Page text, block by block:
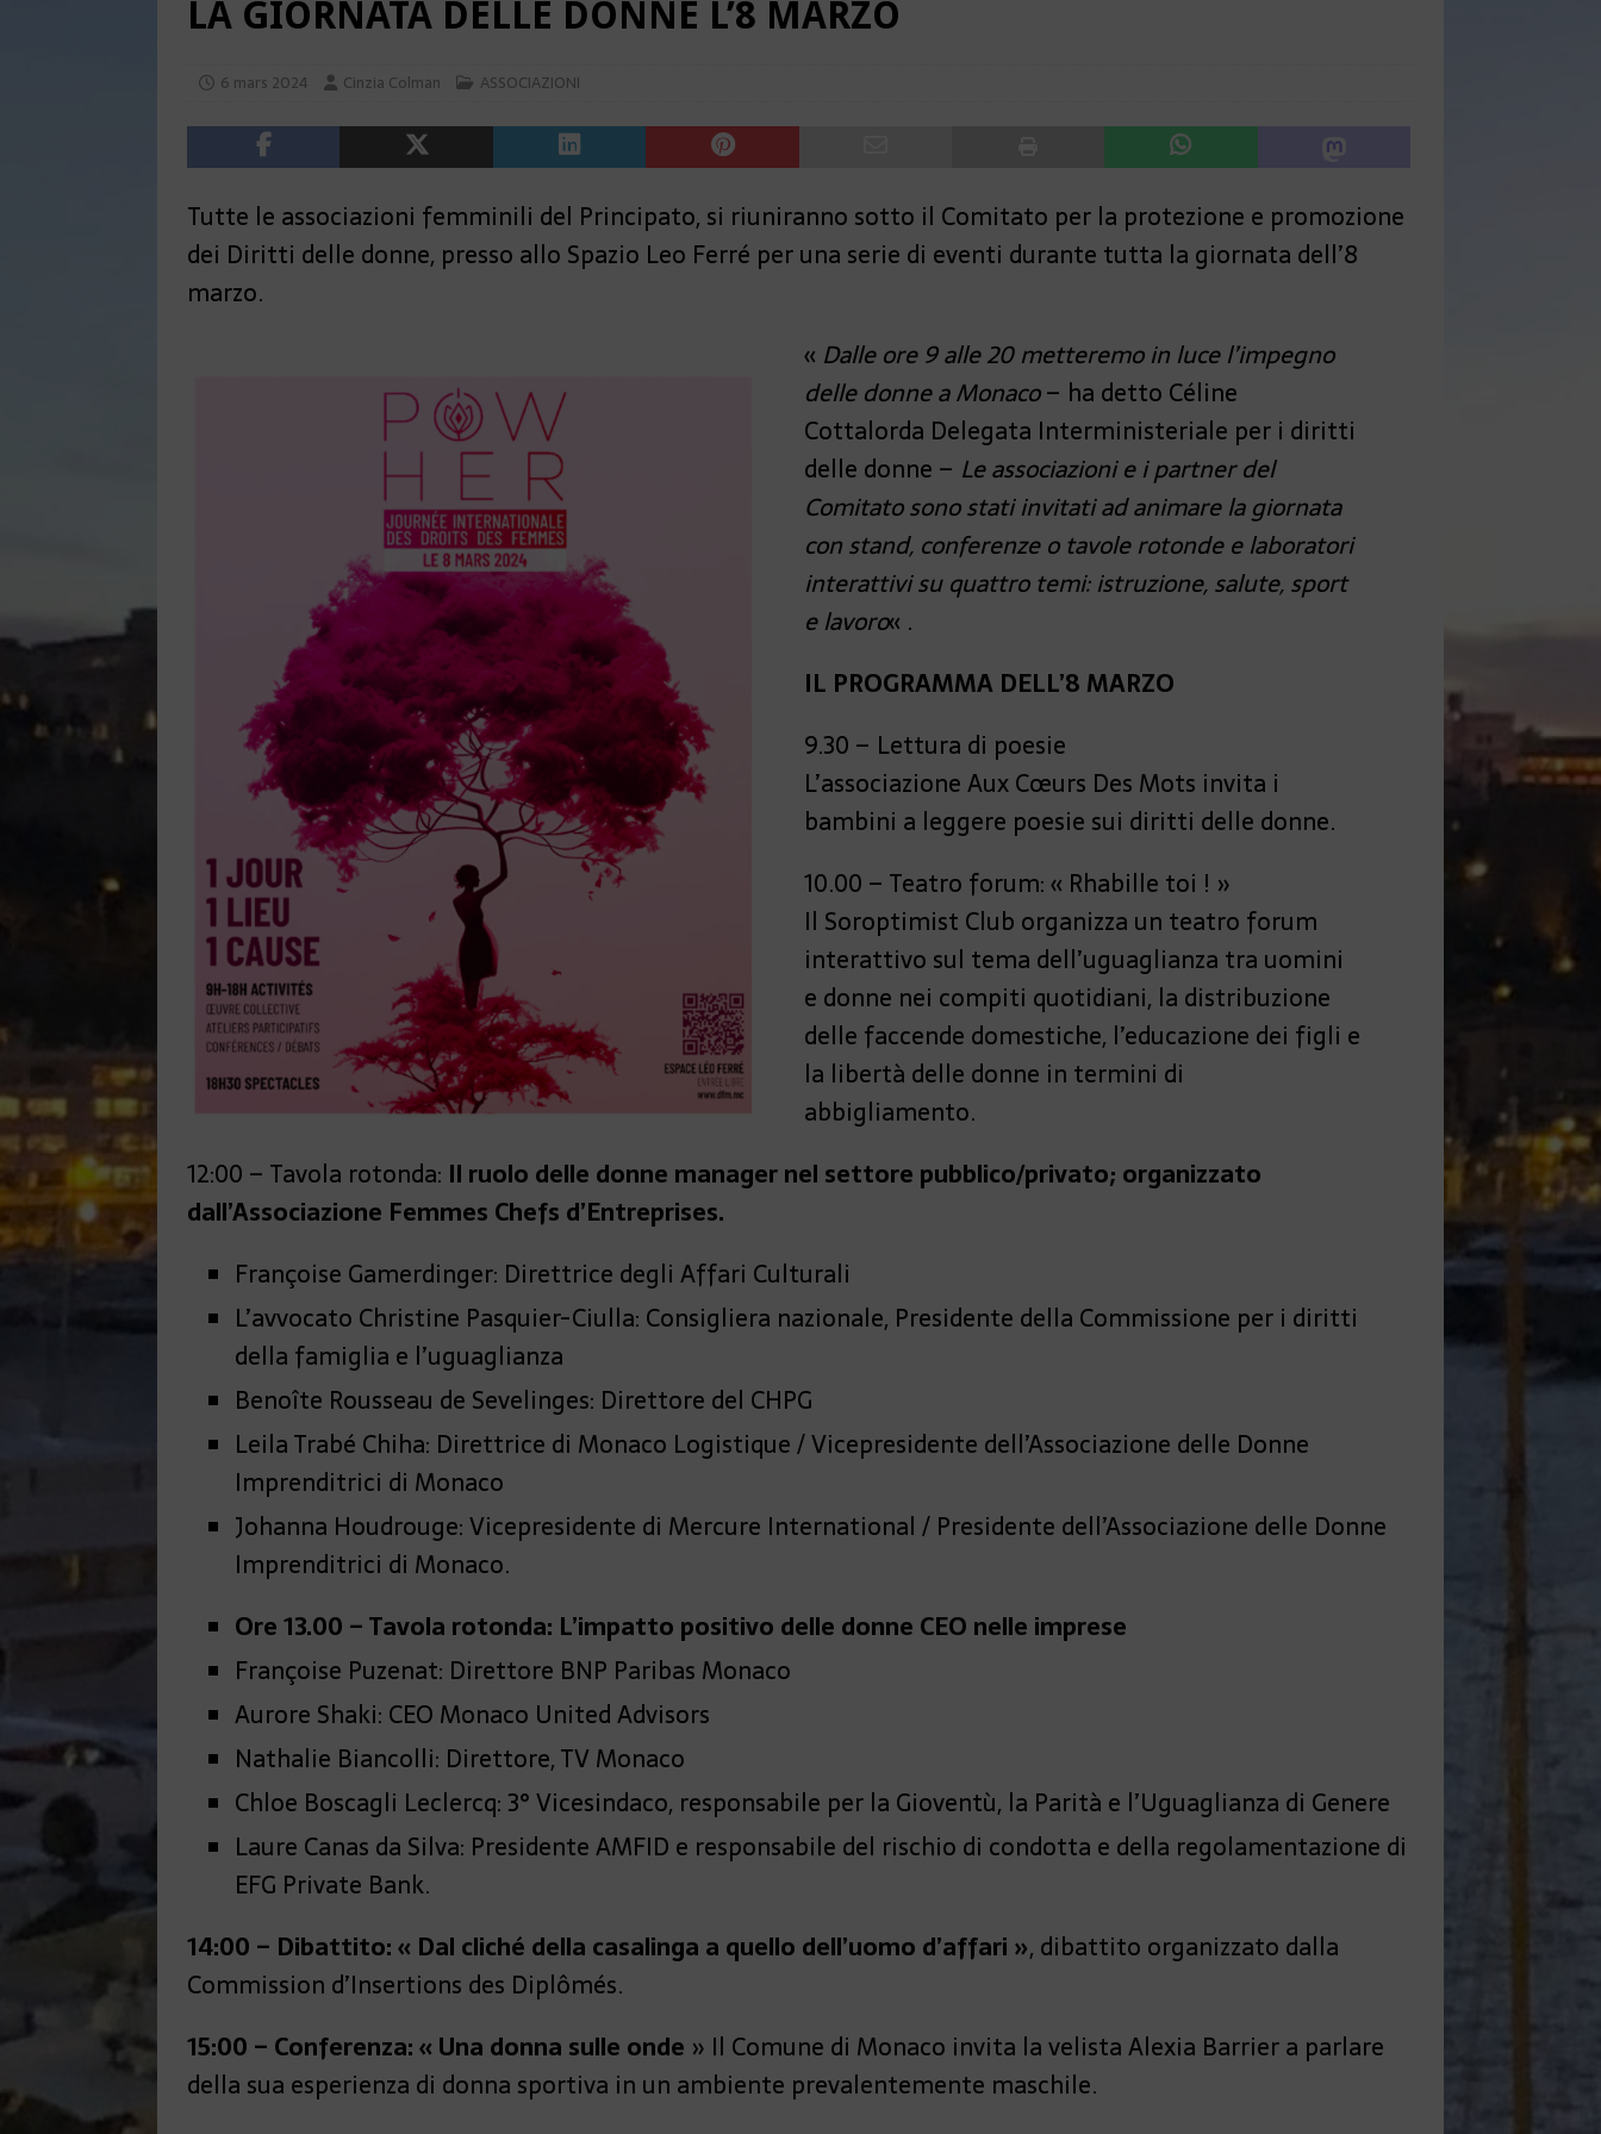
LA GIORNATA DELLE DONNE L’8 MARZO
6 mars 2024 Cinzia Colman ASSOCIAZIONI
Tutte le associazioni femminili del Principato, si riuniranno sotto il Comitato per la protezione e promozione
dei Diritti delle donne, presso allo Spazio Leo Ferré per una serie di eventi durante tutta la giornata dell’8
marzo.
« Dalle ore 9 alle 20 metteremo in luce l’impegno
delle donne a Monaco– ha detto Céline
Cottalorda Delegata Interministeriale per i diritti
delle donne – Le associazioni e i partner del
Comitato sono stati invitati ad animare la giornata
con stand, conferenze o tavole rotonde e laboratori
interattivi su quattro temi: istruzione, salute, sport
e lavoro« .
IL PROGRAMMA DELL’8 MARZO
9.30 – Lettura di poesie
L’associazione Aux Cœurs Des Mots invita i
bambini a leggere poesie sui diritti delle donne.
10.00 – Teatro forum: « Rhabille toi ! »
Il Soroptimist Club organizza un teatro forum
interattivo sul tema dell’uguaglianza tra uomini
e donne nei compiti quotidiani, la distribuzione
delle faccende domestiche, l’educazione dei figli e
la libertà delle donne in termini di
abbigliamento.
12:00 – Tavola rotonda: Il ruolo delle donne manager nel settore pubblico/privato; organizzato
dall’Associazione Femmes Chefs d’Entreprises.
Françoise Gamerdinger: Direttrice degli Affari Culturali
L’avvocato Christine Pasquier-Ciulla: Consigliera nazionale, Presidente della Commissione per i diritti
della famiglia e l’uguaglianza
Benoîte Rousseau de Sevelinges: Direttore del CHPG
Leila Trabé Chiha: Direttrice di Monaco Logistique / Vicepresidente dell’Associazione delle Donne
Imprenditrici di Monaco
Johanna Houdrouge: Vicepresidente di Mercure International / Presidente dell’Associazione delle Donne
Imprenditrici di Monaco.
Ore 13.00 – Tavola rotonda: L’impatto positivo delle donne CEO nelle imprese
Françoise Puzenat: Direttore BNP Paribas Monaco
Aurore Shaki: CEO Monaco United Advisors
Nathalie Biancolli: Direttore, TV Monaco
Chloe Boscagli Leclercq: 3° Vicesindaco, responsabile per la Gioventù, la Parità e l’Uguaglianza di Genere
Laure Canas da Silva: Presidente AMFID e responsabile del rischio di condotta e della regolamentazione di
EFG Private Bank.
14:00 – Dibattito: « Dal cliché della casalinga a quello dell’uomo d’affari », dibattito organizzato dalla
Commission d’Insertions des Diplômés.
15:00 – Conferenza: « Una donna sulle onde » Il Comune di Monaco invita la velista Alexia Barrier a parlare
della sua esperienza di donna sportiva in un ambiente prevalentemente maschile.